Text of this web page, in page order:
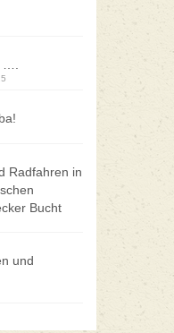
Radfahren in
Bucht
und